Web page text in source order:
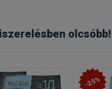
olcsóbb!
-25%